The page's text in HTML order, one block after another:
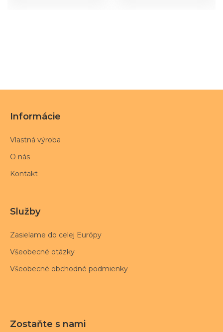
Informácie
Vlastná výroba
O nás
Kontakt
Služby
Zasielame do celej Európy
Všeobecné otázky
Všeobecné obchodné podmienky
Zostaňte s nami